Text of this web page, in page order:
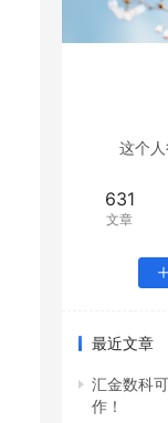
这个
631
文章
最近文章
汇金数科
作！